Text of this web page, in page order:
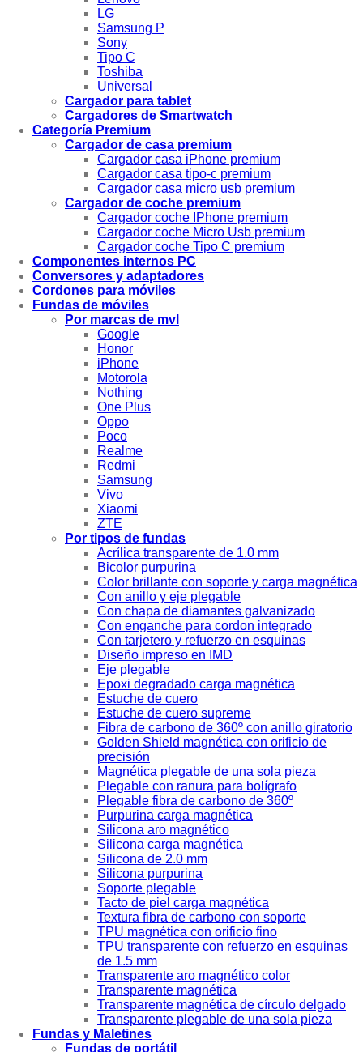
LG
Samsung P
Sony
Tipo C
Toshiba
Universal
Cargador para tablet
Cargadores de Smartwatch
Categoría Premium
Cargador de casa premium
Cargador casa iPhone premium
Cargador casa tipo-c premium
Cargador casa micro usb premium
Cargador de coche premium
Cargador coche IPhone premium
Cargador coche Micro Usb premium
Cargador coche Tipo C premium
Componentes internos PC
Conversores y adaptadores
Cordones para móviles
Fundas de móviles
Por marcas de mvl
Google
Honor
iPhone
Motorola
Nothing
One Plus
Oppo
Poco
Realme
Redmi
Samsung
Vivo
Xiaomi
ZTE
Por tipos de fundas
Acrílica transparente de 1.0 mm
Bicolor purpurina
Color brillante con soporte y carga magnética
Con anillo y eje plegable
Con chapa de diamantes galvanizado
Con enganche para cordon integrado
Con tarjetero y refuerzo en esquinas
Diseño impreso en IMD
Eje plegable
Epoxi degradado carga magnética
Estuche de cuero
Estuche de cuero supreme
Fibra de carbono de 360º con anillo giratorio
Golden Shield magnética con orificio de
precisión
Magnética plegable de una sola pieza
Plegable con ranura para bolígrafo
Plegable fibra de carbono de 360º
Purpurina carga magnética
Silicona aro magnético
Silicona carga magnética
Silicona de 2.0 mm
Silicona purpurina
Soporte plegable
Tacto de piel carga magnética
Textura fibra de carbono con soporte
TPU magnética con orificio fino
TPU transparente con refuerzo en esquinas
de 1.5 mm
Transparente aro magnético color
Transparente magnética
Transparente magnética de círculo delgado
Transparente plegable de una sola pieza
Fundas y Maletines
Fundas de portátil